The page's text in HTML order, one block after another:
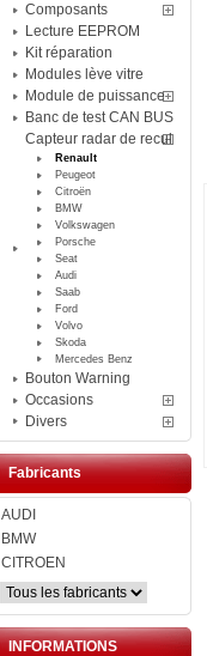
Composants
Lecture EEPROM
Kit réparation
Modules lève vitre
Module de puissance
Banc de test CAN BUS
Capteur radar de recul
Renault
Peugeot
Citroën
BMW
Volkswagen
Porsche
Seat
Audi
Saab
Ford
Volvo
Skoda
Mercedes Benz
Bouton Warning
Occasions
Divers
Fabricants
AUDI
BMW
CITROEN
INFORMATIONS